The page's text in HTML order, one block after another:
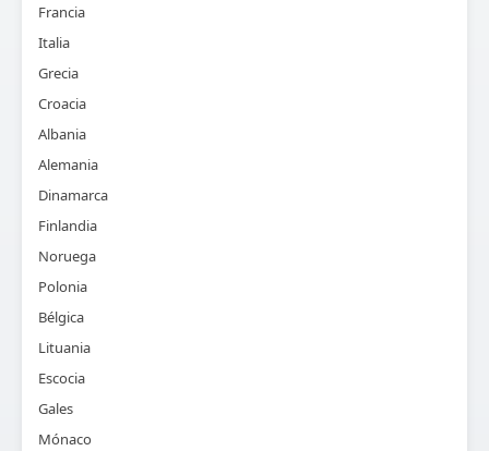
Francia
Italia
Grecia
Croacia
Albania
Alemania
Dinamarca
Finlandia
Noruega
Polonia
Bélgica
Lituania
Escocia
Gales
Mónaco